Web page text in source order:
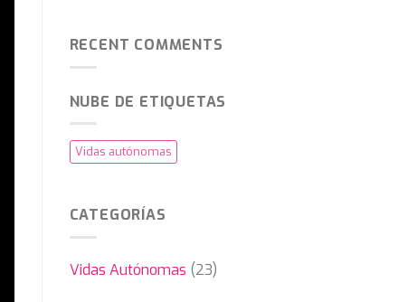
RECENT COMMENTS
NUBE DE ETIQUETAS
Vidas autónomas
CATEGORÍAS
Vidas Autónomas (23)